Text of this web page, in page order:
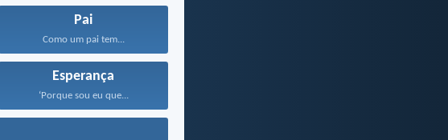
Pai
Como um pai tem...
Esperança
‘Porque sou eu que...